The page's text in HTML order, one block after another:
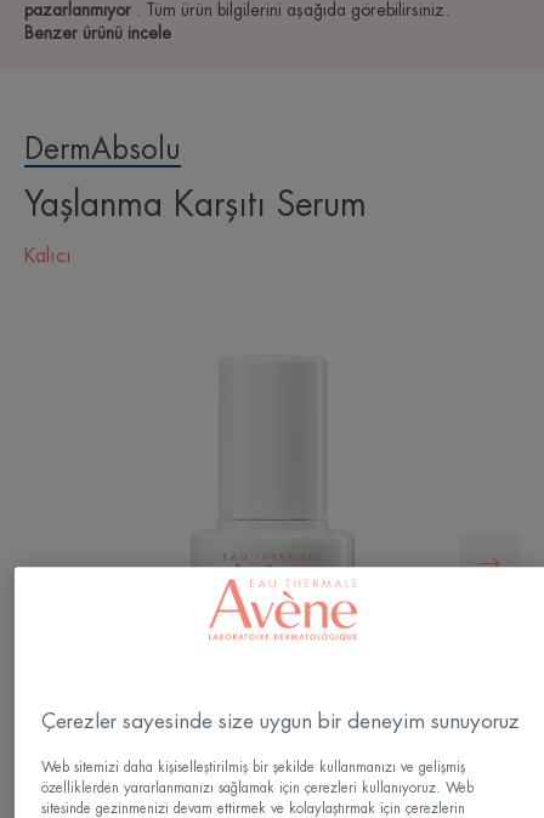
pazarlanmıyor
. Tüm ürün bilgilerini aşağıda görebilirsiniz.
Benzer ürünü incele
DermAbsolu
Yaşlanma Karşıtı Serum
Kalıcı
Çerezler sayesinde size uygun bir deneyim sunuyoruz
Web sitemizi daha kişiselleştirilmiş bir şekilde kullanmanızı ve gelişmiş
özelliklerden yararlanmanızı sağlamak için çerezleri kullanıyoruz. Web
sitesinde gezinmenizi devam ettirmek ve kolaylaştırmak için çerezlerin